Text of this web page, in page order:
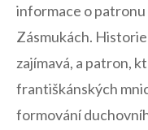
informace o
Zásmukách.
⁢zajímavá, a patron,
františkánských
formování